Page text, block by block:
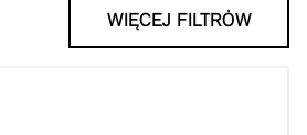
WIĘCEJ FILTRÓW